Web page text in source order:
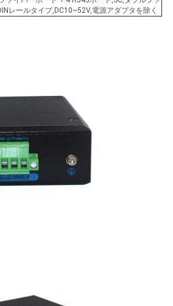
レールタイプ,DC10~52V,電源アダプタを除く